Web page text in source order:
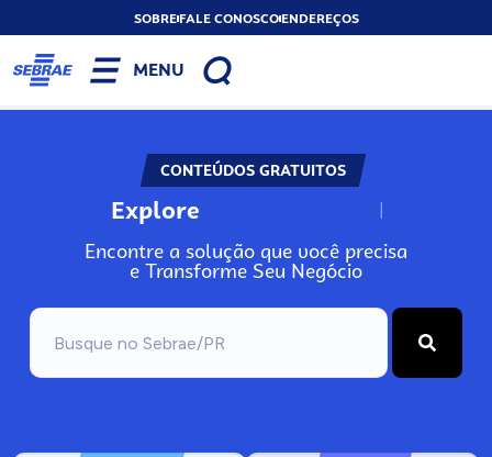
SOBREFALE CONOSCOENDEREÇOS
MENU
CONTEÚDOS GRATUITOS
Explore N
Encontre a solução que você precisa
e Transforme Seu Negócio